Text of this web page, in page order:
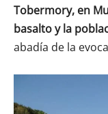
Tobermory, en
basalto y la
abadía de la